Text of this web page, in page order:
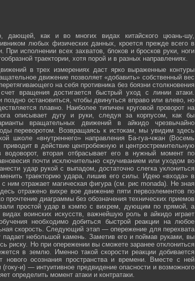
дающей, как и во многих видах китайского цюань-шу,
любых физических данных, кроется прежде всего в
При исполнении всех захватов, блоков и бросков руки, ноги
траектории, хотя порой и в разных направлениях.
в трех измерениях даст ярко выраженные контуры
движение позволяет «добавить» собственный вес
на себя противника без боязни столкновения
вращения достигается быстрый уход с линии атаки.
остановиться, чтобы двинуться вправо или влево, но
плавно. Наиболее типичен круговой проворот на
описывает дугу и руки, следуя за корпусом, как бы
вращательных движений в айкидо чрезвычайно
переворотом. Возвращаясь к истокам, мы увидим здесь
школе «внутреннего» направления Ба-гуа-чжан (Восемь
в действие центробежную и центростремительную
вторая отбрасывает его в нужный момент по
почти исключительно скручиванием или уходом во
удар рукой с выпадом, достаточно слегка уклониться
траекторию удара, лишив его силы. Идею «входа» в
ним отражает магическая фигура (см. рис monada). Не зная
отражено вихре вое движение пяти первоэлементов по
диаграммы без обозначения технических приемов
простой удар в кэмпо с вихрем, дующим по прямой, а
воинских искусств, важнейшую роль в айкидо играет
необходимо добиться быстрой реакции на любое
скорость. Следующий этап — опережение для перехвата
небольшой камень. Заметив его и поймав руками, вы
риску. Но при опережении вы сможете заранее отклониться
в землю. Именно такой скорости реакции добивается
нового осознания пространства и времени. Вместе с ней
и) — интуитивное предвидение опасности и возможного
определить момент атаки и контратаки.